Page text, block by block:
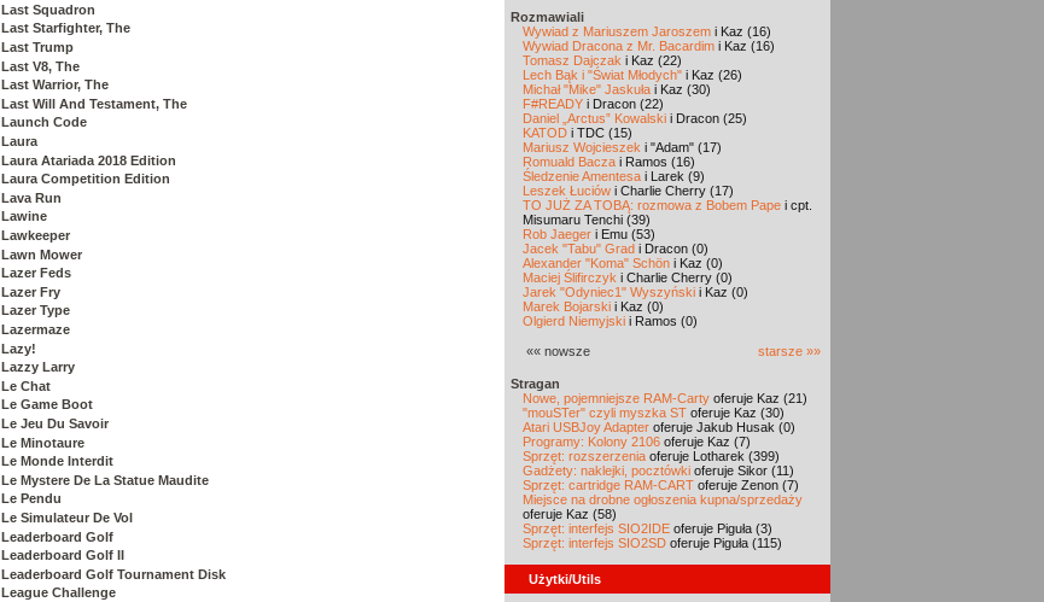
Last Squadron
Last Starfighter, The
Last Trump
Last V8, The
Last Warrior, The
Last Will And Testament, The
Launch Code
Laura
Laura Atariada 2018 Edition
Laura Competition Edition
Lava Run
Lawine
Lawkeeper
Lawn Mower
Lazer Feds
Lazer Fry
Lazer Type
Lazermaze
Lazy!
Lazzy Larry
Le Chat
Le Game Boot
Le Jeu Du Savoir
Le Minotaure
Le Monde Interdit
Le Mystere De La Statue Maudite
Le Pendu
Le Simulateur De Vol
Leaderboard Golf
Leaderboard Golf II
Leaderboard Golf Tournament Disk
League Challenge
Rozmawiali
Wywiad z Mariuszem Jaroszem i Kaz (16)
Wywiad Dracona z Mr. Bacardim i Kaz (16)
Tomasz Dajczak i Kaz (22)
Lech Bąk i "Świat Młodych" i Kaz (26)
Michał "Mike" Jaskuła i Kaz (30)
F#READY i Dracon (22)
Daniel „Arctus” Kowalski i Dracon (25)
KATOD i TDC (15)
Mariusz Wojcieszek i "Adam" (17)
Romuald Bacza i Ramos (16)
Śledzenie Amentesa i Larek (9)
Leszek Łuciów i Charlie Cherry (17)
TO JUŻ ZA TOBĄ: rozmowa z Bobem Pape i cpt.
Misumaru Tenchi (39)
Rob Jaeger i Emu (53)
Jacek "Tabu" Grad i Dracon (0)
Alexander "Koma" Schön i Kaz (0)
Maciej Ślifirczyk i Charlie Cherry (0)
Jarek "Odyniec1" Wyszyński i Kaz (0)
Marek Bojarski i Kaz (0)
Olgierd Niemyjski i Ramos (0)
«« nowsze starsze »»
Stragan
Nowe, pojemniejsze RAM-Carty oferuje Kaz (21)
"mouSTer" czyli myszka ST oferuje Kaz (30)
Atari USBJoy Adapter oferuje Jakub Husak (0)
Programy: Kolony 2106 oferuje Kaz (7)
Sprzęt: rozszerzenia oferuje Lotharek (399)
Gadżety: naklejki, pocztówki oferuje Sikor (11)
Sprzęt: cartridge RAM-CART oferuje Zenon (7)
Miejsce na drobne ogłoszenia kupna/sprzedaży
oferuje Kaz (58)
Sprzęt: interfejs SIO2IDE oferuje Piguła (3)
Sprzęt: interfejs SIO2SD oferuje Piguła (115)
Użytki/Utils